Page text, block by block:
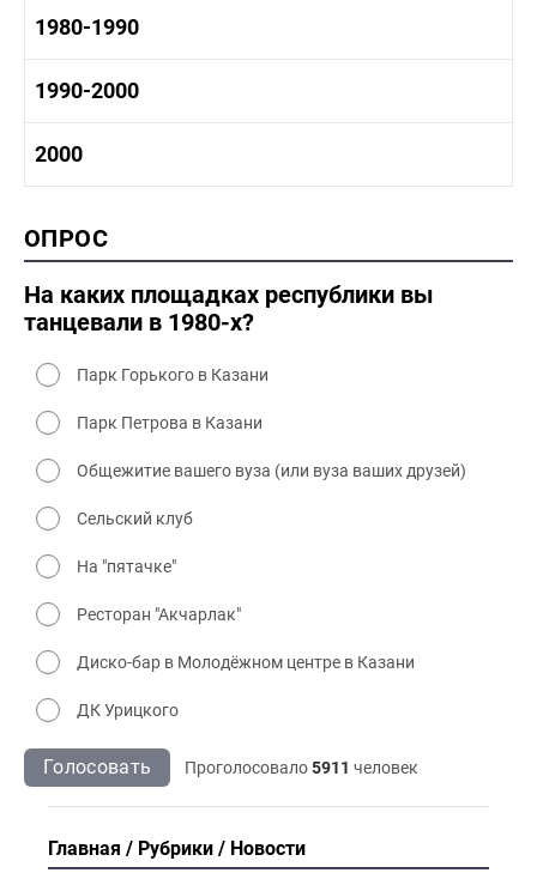
1960-1970 культура
1970-1980 история
1970-1980 культура
1970 - 1980 быт
1980-1990
1980 -1990 история
1980-1990 культура
1990-2000
1990-2000 культура
2000
2000 промышленность
2000 культура
ОПРОС
На каких площадках республики вы
танцевали в 1980-х?
Парк Горького в Казани
Парк Петрова в Казани
Общежитие вашего вуза (или вуза ваших друзей)
Сельский клуб
На "пятачке"
Ресторан "Акчарлак"
Диско-бар в Молодёжном центре в Казани
ДК Урицкого
Голосовать Проголосовало5911 человек
Главная Рубрики Новости